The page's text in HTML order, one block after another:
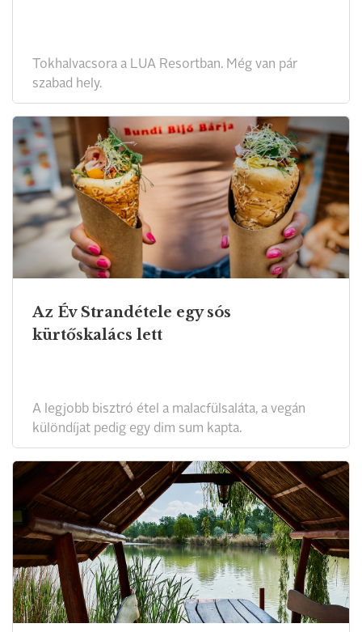
Tokhalvacsora a LUA Resortban. Még van pár
szabad hely.
Az Év Strandétele egy sós
kürtőskalács lett
A legjobb bisztró étel a malacfülsaláta, a vegán
különdíjat pedig egy dim sum kapta.